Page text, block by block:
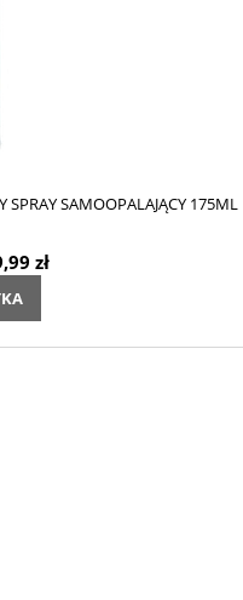
SAMOOPALAJĄCY 175ML
zł